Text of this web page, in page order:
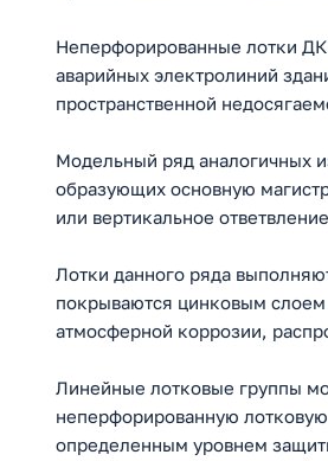
Неперфорированные лотки
аварийных электролиний
пространственной
Модельный ряд аналогичных
образующих основную
или вертикальное
Лотки данного ряда
покрываются цинковым
атмосферной коррозии,
Линейные лотковые группы
неперфорированную
определенным уровнем